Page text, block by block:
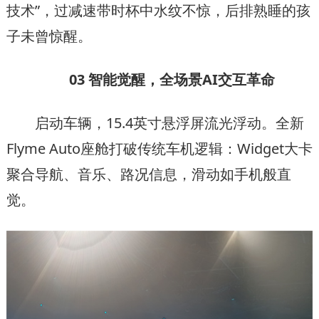
技术”，过减速带时杯中水纹不惊，后排熟睡的孩
子未曾惊醒。
03 智能觉醒，全场景AI交互革命
启动车辆，15.4英寸悬浮屏流光浮动。全新
Flyme Auto座舱打破传统车机逻辑：Widget大卡
聚合导航、音乐、路况信息，滑动如手机般直
觉。